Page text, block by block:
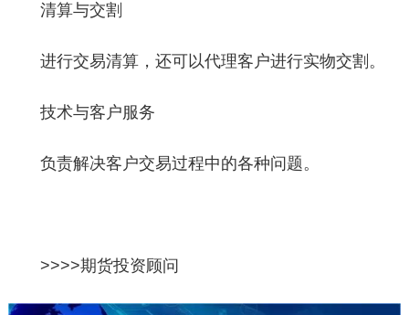
清算与交割
进行交易清算，还可以代理客户进行实物交割。
技术与客户服务
负责解决客户交易过程中的各种问题。
>>>>期货投资顾问